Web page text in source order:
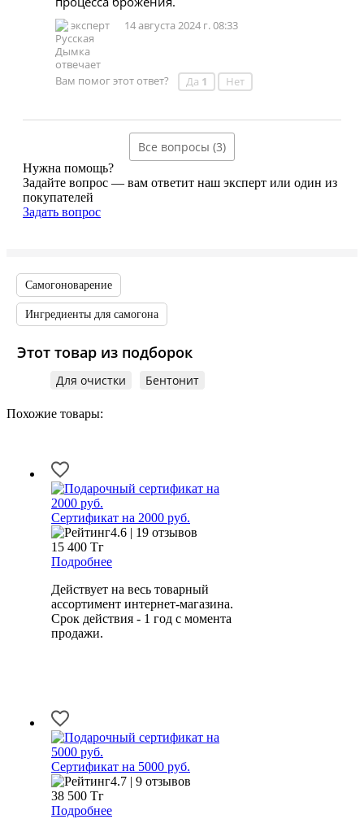
эксперт 14 августа 2024 г. 08:33
Вам помог этот ответ? Да 1 Нет
Все вопросы (3)
Нужна помощь?
Задайте вопрос — вам ответит наш эксперт или один из
покупателей
Задать вопрос
Самогоноварение
Ингредиенты для самогона
Этот товар из подборок
Для очистки Бентонит
Похожие товары:
Сертификат на 2000 руб.
4.6 | 19 отзывов
15 400 Тг
Подробнее
Действует на весь товарный
ассортимент интернет-магазина.
Срок действия - 1 год с момента
продажи.
Сертификат на 5000 руб.
4.7 | 9 отзывов
38 500 Тг
Подробнее